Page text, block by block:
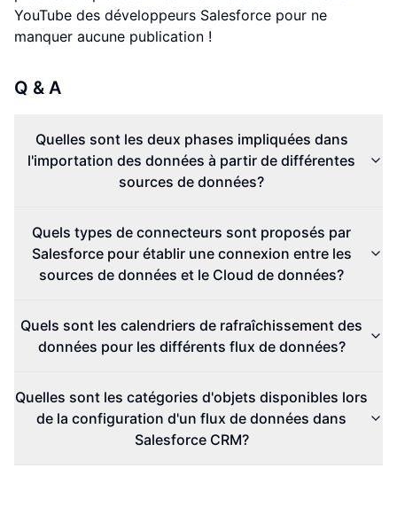
YouTube des développeurs Salesforce pour ne
manquer aucune publication !
Q & A
Quelles sont les deux phases impliquées dans
l'importation des données à partir de différentes
sources de données?
Quels types de connecteurs sont proposés par
Salesforce pour établir une connexion entre les
sources de données et le Cloud de données?
Quels sont les calendriers de rafraîchissement des
données pour les différents flux de données?
Quelles sont les catégories d'objets disponibles lors
de la configuration d'un flux de données dans
Salesforce CRM?